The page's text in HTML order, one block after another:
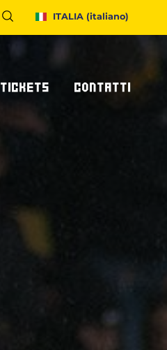
ITALIA (italiano)
TICKETS CONTATTI
Alloggiare A Parma